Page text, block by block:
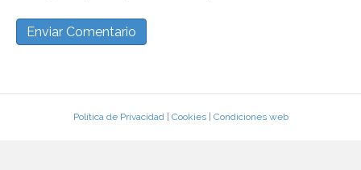
Política de Privacidad| Cookies| Condiciones web